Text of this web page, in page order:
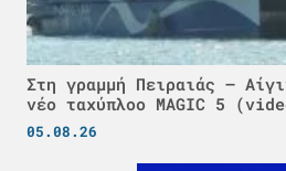
Στη γραμμή Πειραιάς –
νέο ταχύπλοο MAGIC 5
05.08.26